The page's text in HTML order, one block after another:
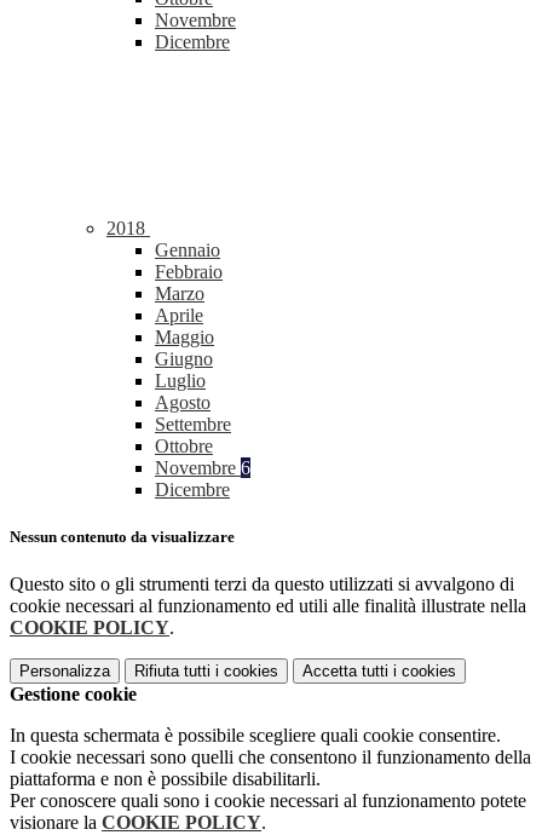
Novembre
Dicembre
2018
Gennaio
Febbraio
Marzo
Aprile
Maggio
Giugno
Luglio
Agosto
Settembre
Ottobre
Novembre 6
Dicembre
Nessun contenuto da visualizzare
Questo sito o gli strumenti terzi da questo utilizzati si avvalgono di
cookie necessari al funzionamento ed utili alle finalità illustrate nella
COOKIE POLICY.
Personalizza Rifiuta tutti i cookies Accetta tutti i cookies
Gestione cookie
In questa schermata è possibile scegliere quali cookie consentire.
I cookie necessari sono quelli che consentono il funzionamento della
piattaforma e non è possibile disabilitarli.
Per conoscere quali sono i cookie necessari al funzionamento potete
visionare la COOKIE POLICY.